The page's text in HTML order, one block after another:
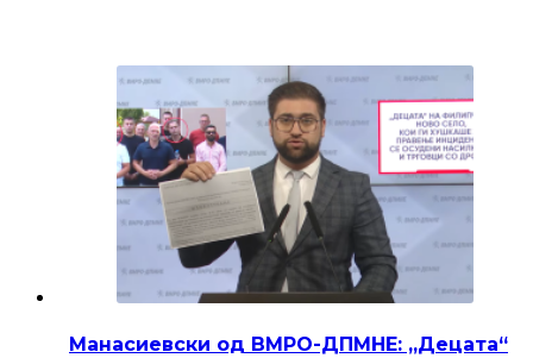
Манасиевски од ВМРО-ДПМНЕ: „Децата“